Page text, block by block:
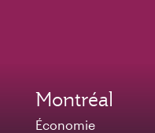
Montréal
Économie